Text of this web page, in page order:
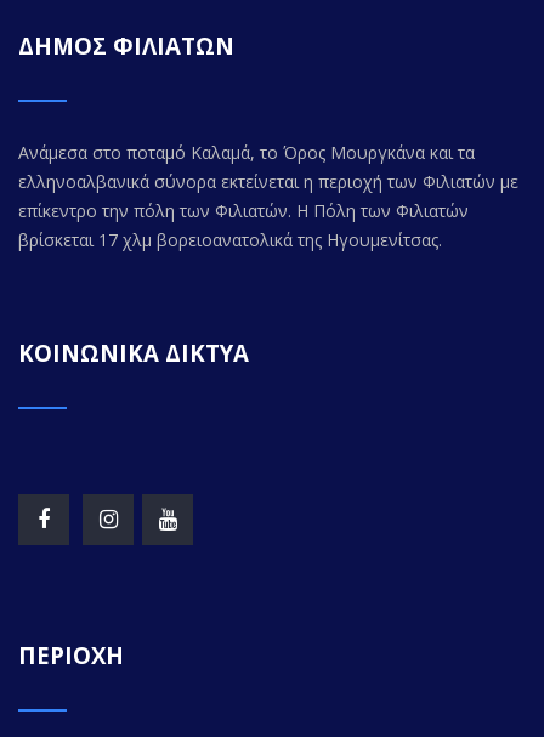
ΔΗΜΟΣ ΦΙΛΙΑΤΩΝ
Ανάμεσα στο ποταμό Καλαμά, το Όρος Μουργκάνα και τα
ελληνοαλβανικά σύνορα εκτείνεται η περιοχή των Φιλιατών με
επίκεντρο την πόλη των Φιλιατών. Η Πόλη των Φιλιατών
βρίσκεται 17 χλμ βορειοανατολικά της Ηγουμενίτσας.
ΚΟΙΝΩΝΙΚΑ ΔΙΚΤΥΑ
ΠΕΡΙΟΧΗ